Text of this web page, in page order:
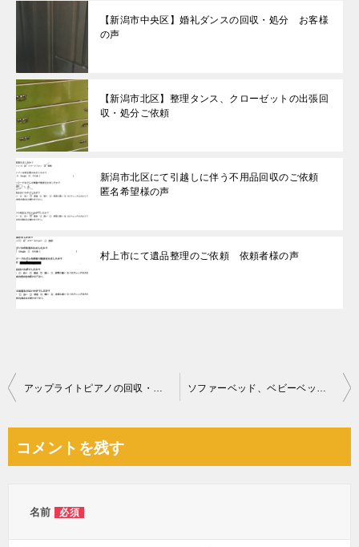
【新潟市中央区】婚礼ダンスの回収・処分 お客様
の声
【新潟市北区】整理タンス、クローゼットの出張回
収・処分ご依頼
新潟市北区にて引越しに伴う不用品回収のご依頼
匿名希望様の声
村上市にて遺品整理のご依頼 依頼者様の声
投
ビ
アップライトピアノの回収・処分ご依頼 お客様の声 ソファーベッド、ベビーベッド、三人掛けソファー、食器棚等の回収
コメントを残す
名前 必須